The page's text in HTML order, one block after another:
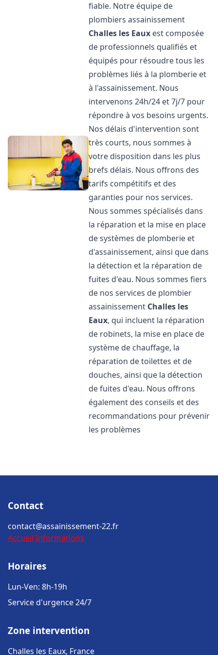
fiable. Notre équipe de
plombiers assainissement
Challes les Eaux est composée
de professionnels qualifiés et
équipés pour résoudre tous les
problèmes liés à la plomberie et
à l'assainissement. Nous
intervenons 24h/24 et 7j/7 pour
répondre à vos besoins urgents.
Nos délais d'intervention sont
très courts, nous sommes à
votre disposition dans les plus
brefs délais. Nous offrons des
tarifs compétitifs et des
garanties pour nos services.
Nous sommes spécialisés dans
la réparation et la mise en place
de systèmes de plomberie et
d'assainissement, ainsi que dans
la détection et la réparation de
fuites d'eau. Nous sommes fiers
de nos services de plombier
assainissement Challes les
Eaux, qui incluent la réparation
de robinets, la mise en place de
système de chauffage, la
réparation de toilettes et de
douches, ainsi que la détection
de fuites d'eau. Nous offrons
également des conseils et des
recommandations pour prévenir
les problèmes
Contact
contact@assainissement-22.fr
Accueil Informations
Horaires
Lun-Ven: 8h-19h
Service d'urgence 24/7
Zone intervention
Challes les Eaux, France